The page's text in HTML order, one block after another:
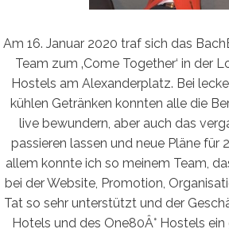
Am 16. Januar 2020 traf sich das
Team zum ‚Come Together‘ in der
Hostels am Alexanderplatz. Bei
kühlen Getränken konnten alle die
live bewundern, aber auch das
passieren lassen und neue Pläne für
allem konnte ich so meinem Team,
bei der Website, Promotion,
Tat so sehr unterstützt und der
Hotels und des One80Â° Hostels